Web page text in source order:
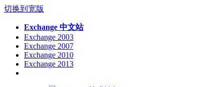
切换到宽版
Exchange 中文站
Exchange 2003
Exchange 2007
Exchange 2010
Exchange 2013